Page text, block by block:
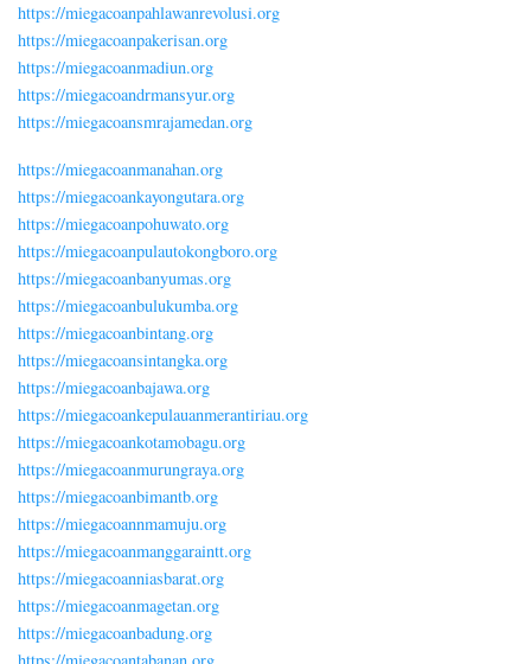
https://miegacoanpahlawanrevolusi.org
https://miegacoanpakerisan.org
https://miegacoanmadiun.org
https://miegacoandrmansyur.org
https://miegacoansmrajamedan.org
https://miegacoanmanahan.org
https://miegacoankayongutara.org
https://miegacoanpohuwato.org
https://miegacoanpulautokongboro.org
https://miegacoanbanyumas.org
https://miegacoanbulukumba.org
https://miegacoanbintang.org
https://miegacoansintangka.org
https://miegacoanbajawa.org
https://miegacoankepulauanmerantiriau.org
https://miegacoankotamobagu.org
https://miegacoanmurungraya.org
https://miegacoanbimantb.org
https://miegacoannmamuju.org
https://miegacoanmanggaraintt.org
https://miegacoanniasbarat.org
https://miegacoanmagetan.org
https://miegacoanbadung.org